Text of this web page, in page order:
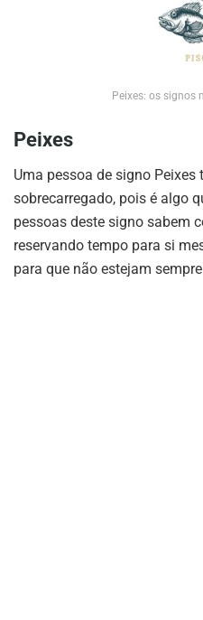
Peixes: os signos
Peixes
Uma pessoa de signo Peixes
sobrecarregado, pois é algo
pessoas deste signo sabem
reservando tempo para si
para que não estejam